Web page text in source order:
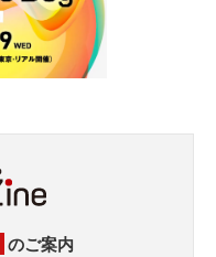
のご案内